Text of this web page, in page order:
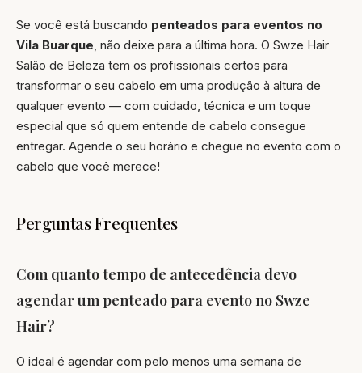
Se você está buscando penteados para eventos no
Vila Buarque, não deixe para a última hora. O Swze Hair
Salão de Beleza tem os profissionais certos para
transformar o seu cabelo em uma produção à altura de
qualquer evento — com cuidado, técnica e um toque
especial que só quem entende de cabelo consegue
entregar. Agende o seu horário e chegue no evento com o
cabelo que você merece!
Perguntas Frequentes
Com quanto tempo de antecedência devo
agendar um penteado para evento no Swze
Hair?
O ideal é agendar com pelo menos uma semana de